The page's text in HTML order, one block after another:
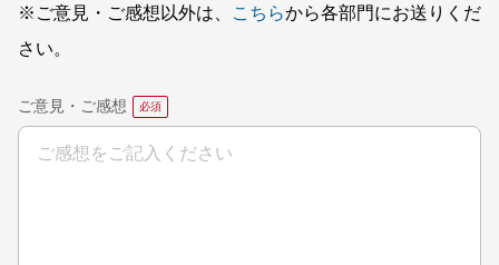
※ご意見・ご感想以外は、
こちらから各部門にお送りくだ
さい。
ご意見・ご感想